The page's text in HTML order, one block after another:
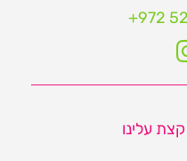
קצת עלינו